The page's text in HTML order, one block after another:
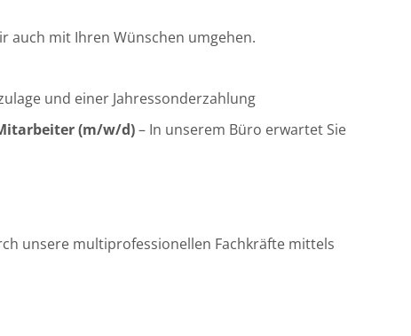
auch mit Ihren Wünschen umgehen.
und einer Jahressonderzahlung
(m/w/d)– In unserem Büro erwartet Sie
unsere multiprofessionellen Fachkräfte mittels